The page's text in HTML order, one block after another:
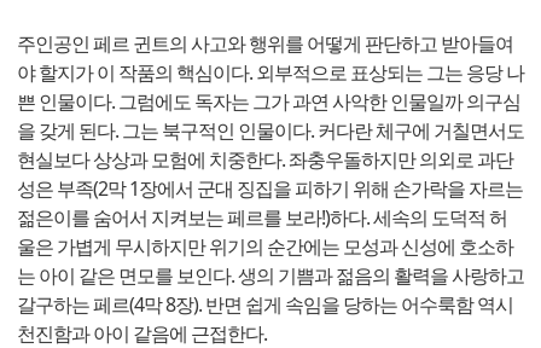
주인공인 페르 귄트의 사고와 행위를 어떻게 판단하고 받아들여
야 할지가 이 작품의 핵심이다. 외부적으로 표상되는 그는 응당 나
쁜 인물이다. 그럼에도 독자는 그가 과연 사악한 인물일까 의구심
을 갖게 된다. 그는 북구적인 인물이다. 커다란 체구에 거칠면서도
현실보다 상상과 모험에 치중한다. 좌충우돌하지만 의외로 과단
성은 부족(2막 1장에서 군대 징집을 피하기 위해 손가락을 자르는
젊은이를 숨어서 지켜보는 페르를 보라!)하다. 세속의 도덕적 허
울은 가볍게 무시하지만 위기의 순간에는 모성과 신성에 호소하
는 아이 같은 면모를 보인다. 생의 기쁨과 젊음의 활력을 사랑하고
갈구하는 페르(4막 8장). 반면 쉽게 속임을 당하는 어수룩함 역시
천진함과 아이 같음에 근접한다.